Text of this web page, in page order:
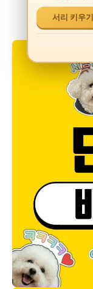
서리 키우